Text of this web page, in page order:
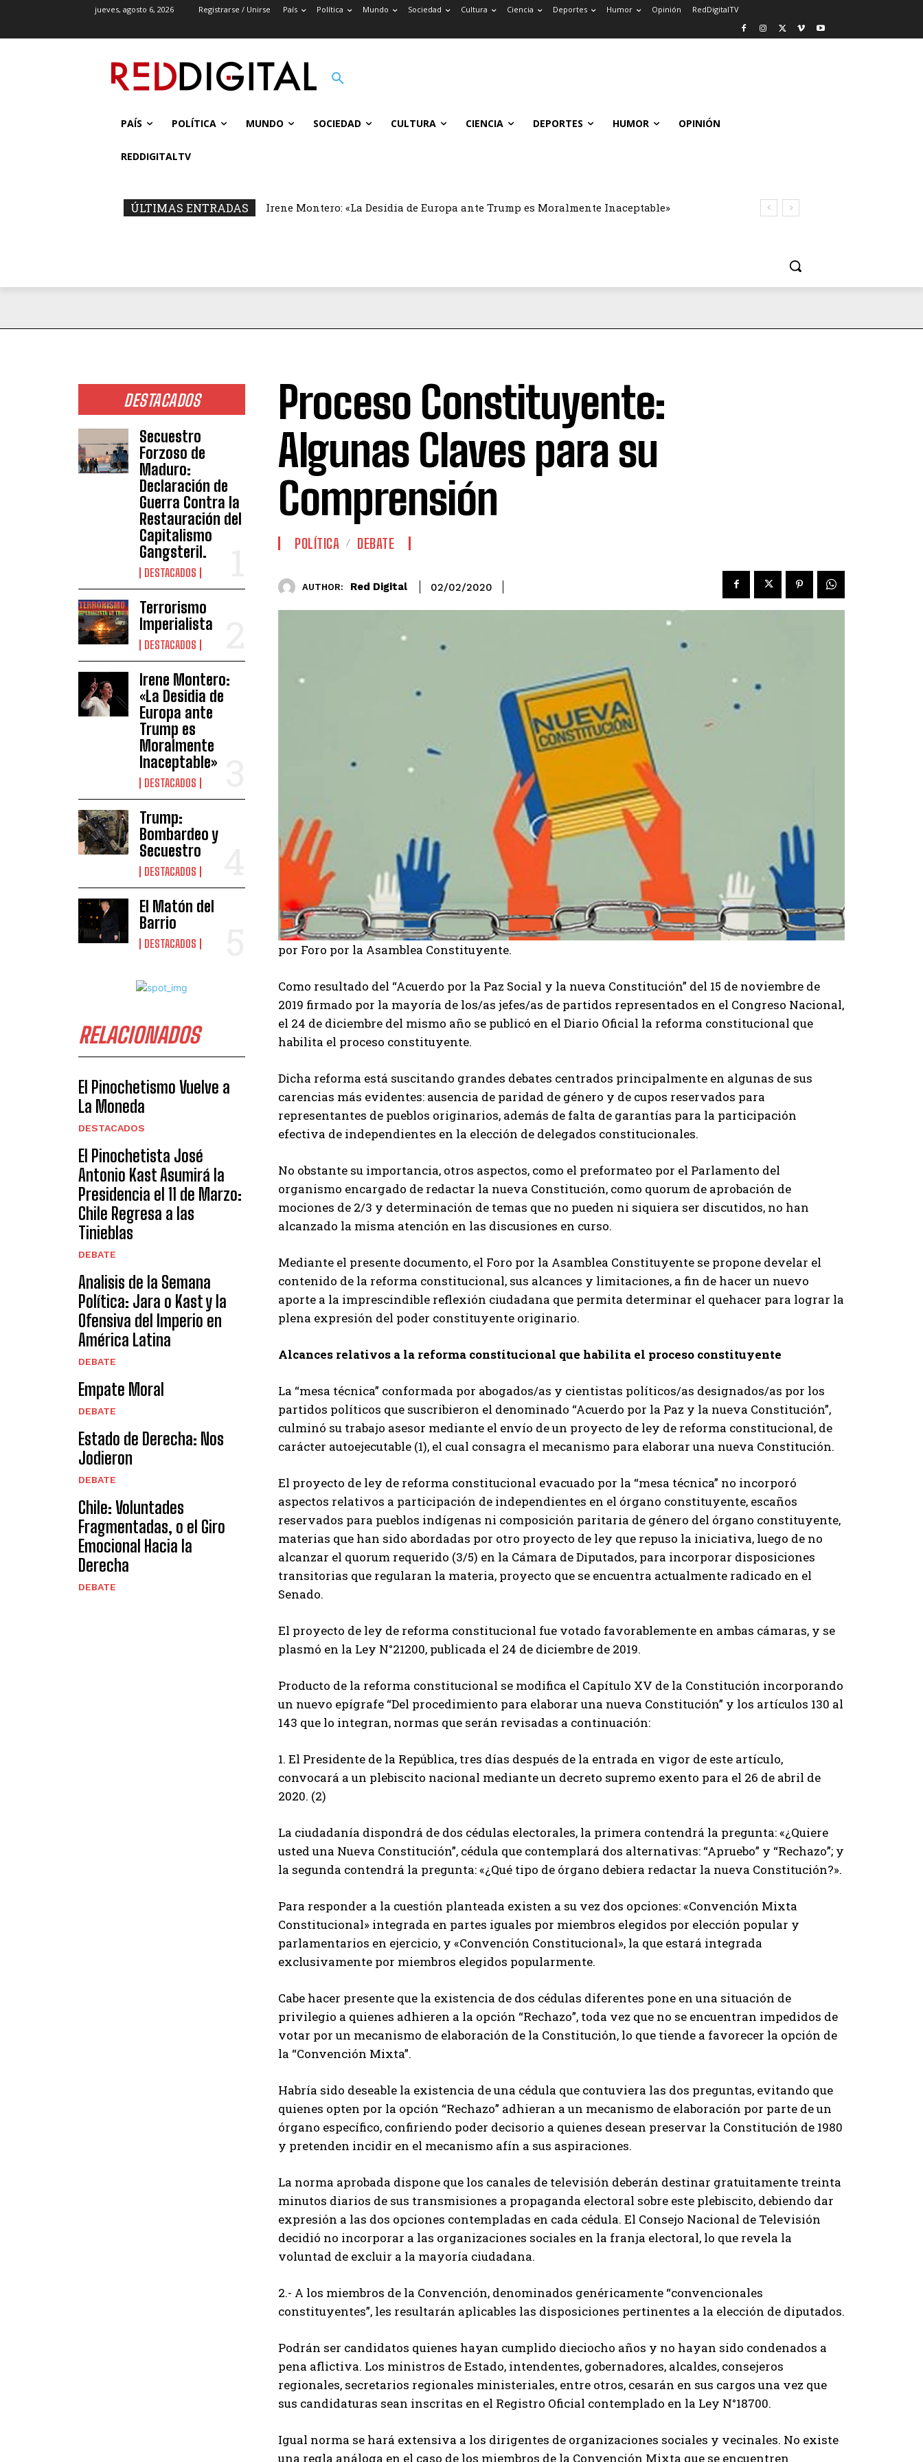
jueves, agosto 6, 2026 Registrarse / Unirse País Política Mundo Sociedad Cultura Ciencia Deportes Humor Opinión RedDigitalTV
PAÍS POLÍTICA MUNDO SOCIEDAD CULTURA CIENCIA DEPORTES HUMOR OPINIÓN
REDDIGITALTV
ÚLTIMAS ENTRADAS Irene Montero: «La Desidia de Europa ante Trump es Moralmente Inaceptable»
DESTACADOS
Secuestro
Forzoso de
Maduro:
Declaración de
Guerra Contra la
Restauración del
Capitalismo
Gangsteril.
DESTACADOS
Terrorismo
Imperialista
DESTACADOS
Irene Montero:
«La Desidia de
Europa ante
Trump es
Moralmente
Inaceptable»
DESTACADOS
Trump:
Bombardeo y
Secuestro
DESTACADOS
El Matón del
Barrio
DESTACADOS
RELACIONADOS
El Pinochetismo Vuelve a
La Moneda
DESTACADOS
El Pinochetista José
Antonio Kast Asumirá la
Presidencia el 11 de Marzo:
Chile Regresa a las
Tinieblas
DEBATE
Analisis de la Semana
Política: Jara o Kast y la
Ofensiva del Imperio en
América Latina
DEBATE
Empate Moral
DEBATE
Estado de Derecha: Nos
Jodieron
DEBATE
Chile: Voluntades
Fragmentadas, o el Giro
Emocional Hacia la
Derecha
DEBATE
Proceso Constituyente:
Algunas Claves para su
Comprensión
POLÍTICA DEBATE
AUTHOR: Red Digital 02/02/2020
por Foro por la Asamblea Constituyente.
Como resultado del “Acuerdo por la Paz Social y la nueva Constitución” del 15 de noviembre de
2019 firmado por la mayoría de los/as jefes/as de partidos representados en el Congreso Nacional,
el 24 de diciembre del mismo año se publicó en el Diario Oficial la reforma constitucional que
habilita el proceso constituyente.
Dicha reforma está suscitando grandes debates centrados principalmente en algunas de sus
carencias más evidentes: ausencia de paridad de género y de cupos reservados para
representantes de pueblos originarios, además de falta de garantías para la participación
efectiva de independientes en la elección de delegados constitucionales.
No obstante su importancia, otros aspectos, como el preformateo por el Parlamento del
organismo encargado de redactar la nueva Constitución, como quorum de aprobación de
mociones de 2/3 y determinación de temas que no pueden ni siquiera ser discutidos, no han
alcanzado la misma atención en las discusiones en curso.
Mediante el presente documento, el Foro por la Asamblea Constituyente se propone develar el
contenido de la reforma constitucional, sus alcances y limitaciones, a fin de hacer un nuevo
aporte a la imprescindible reflexión ciudadana que permita determinar el quehacer para lograr la
plena expresión del poder constituyente originario.
Alcances relativos a la reforma constitucional que habilita el proceso constituyente
La “mesa técnica” conformada por abogados/as y cientistas políticos/as designados/as por los
partidos políticos que suscribieron el denominado “Acuerdo por la Paz y la nueva Constitución”,
culminó su trabajo asesor mediante el envío de un proyecto de ley de reforma constitucional, de
carácter autoejecutable (1), el cual consagra el mecanismo para elaborar una nueva Constitución.
El proyecto de ley de reforma constitucional evacuado por la “mesa técnica” no incorporó
aspectos relativos a participación de independientes en el órgano constituyente, escaños
reservados para pueblos indígenas ni composición paritaria de género del órgano constituyente,
materias que han sido abordadas por otro proyecto de ley que repuso la iniciativa, luego de no
alcanzar el quorum requerido (3/5) en la Cámara de Diputados, para incorporar disposiciones
transitorias que regularan la materia, proyecto que se encuentra actualmente radicado en el
Senado.
El proyecto de ley de reforma constitucional fue votado favorablemente en ambas cámaras, y se
plasmó en la Ley N°21200, publicada el 24 de diciembre de 2019.
Producto de la reforma constitucional se modifica el Capítulo XV de la Constitución incorporando
un nuevo epígrafe “Del procedimiento para elaborar una nueva Constitución” y los artículos 130 al
143 que lo integran, normas que serán revisadas a continuación:
1. El Presidente de la República, tres días después de la entrada en vigor de este artículo,
convocará a un plebiscito nacional mediante un decreto supremo exento para el 26 de abril de
2020. (2)
La ciudadanía dispondrá de dos cédulas electorales, la primera contendrá la pregunta: «¿Quiere
usted una Nueva Constitución”, cédula que contemplará dos alternativas: “Apruebo” y “Rechazo”; y
la segunda contendrá la pregunta: «¿Qué tipo de órgano debiera redactar la nueva Constitución?».
Para responder a la cuestión planteada existen a su vez dos opciones: «Convención Mixta
Constitucional» integrada en partes iguales por miembros elegidos por elección popular y
parlamentarios en ejercicio, y «Convención Constitucional», la que estará integrada
exclusivamente por miembros elegidos popularmente.
Cabe hacer presente que la existencia de dos cédulas diferentes pone en una situación de
privilegio a quienes adhieren a la opción “Rechazo”, toda vez que no se encuentran impedidos de
votar por un mecanismo de elaboración de la Constitución, lo que tiende a favorecer la opción de
la “Convención Mixta”.
Habría sido deseable la existencia de una cédula que contuviera las dos preguntas, evitando que
quienes opten por la opción “Rechazo” adhieran a un mecanismo de elaboración por parte de un
órgano específico, confiriendo poder decisorio a quienes desean preservar la Constitución de 1980
y pretenden incidir en el mecanismo afín a sus aspiraciones.
La norma aprobada dispone que los canales de televisión deberán destinar gratuitamente treinta
minutos diarios de sus transmisiones a propaganda electoral sobre este plebiscito, debiendo dar
expresión a las dos opciones contempladas en cada cédula. El Consejo Nacional de Televisión
decidió no incorporar a las organizaciones sociales en la franja electoral, lo que revela la
voluntad de excluir a la mayoría ciudadana.
2.- A los miembros de la Convención, denominados genéricamente “convencionales
constituyentes”, les resultarán aplicables las disposiciones pertinentes a la elección de diputados.
Podrán ser candidatos quienes hayan cumplido dieciocho años y no hayan sido condenados a
pena aflictiva. Los ministros de Estado, intendentes, gobernadores, alcaldes, consejeros
regionales, secretarios regionales ministeriales, entre otros, cesarán en sus cargos una vez que
sus candidaturas sean inscritas en el Registro Oficial contemplado en la Ley N°18700.
Igual norma se hará extensiva a los dirigentes de organizaciones sociales y vecinales. No existe
una regla análoga en el caso de los miembros de la Convención Mixta que se encuentren